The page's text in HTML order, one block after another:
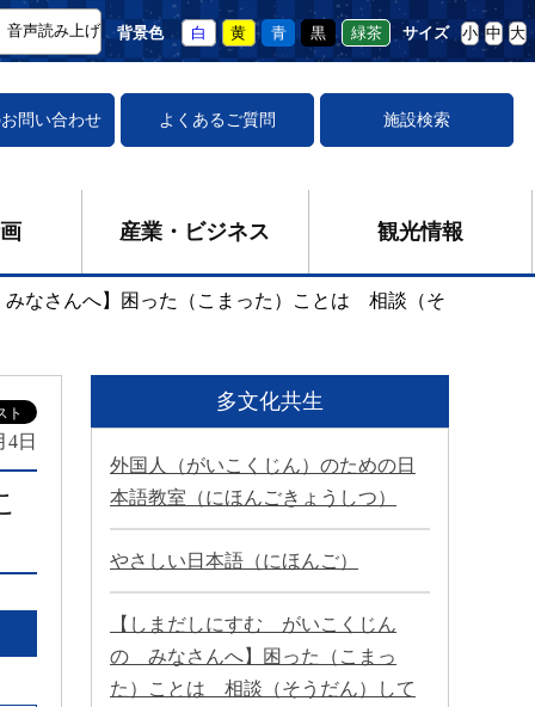
音声読み上げ 背景色 白 黄 青 黒 緑茶 サイズ 小 中 大
お問い合わせ よくあるご質問 施設検索
産業・ビジネス 観光情報
なさんへ】困った（こまった）ことは 相談（そ
4日
多文化共生
外国人（がいこくじん）のための日
本語教室（にほんごきょうしつ）
やさしい日本語（にほんご）
【しまだしにすむ がいこくじん
の みなさんへ】困った（こまっ
た）ことは 相談（そうだん）して